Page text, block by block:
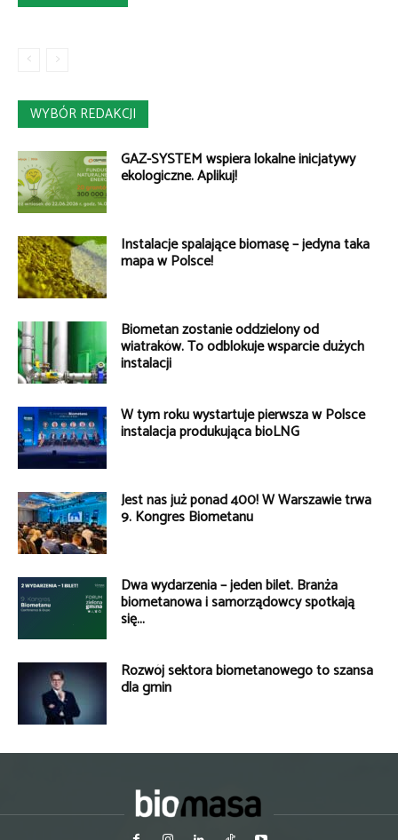
WYBÓR REDAKCJI
GAZ-SYSTEM wspiera lokalne inicjatywy
ekologiczne. Aplikuj!
Instalacje spalające biomasę – jedyna taka
mapa w Polsce!
Biometan zostanie oddzielony od
wiatraków. To odblokuje wsparcie dużych
instalacji
W tym roku wystartuje pierwsza w Polsce
instalacja produkująca bioLNG
Jest nas już ponad 400! W Warszawie trwa
9. Kongres Biometanu
Dwa wydarzenia – jeden bilet. Branża
biometanowa i samorządowcy spotkają
się...
Rozwój sektora biometanowego to szansa
dla gmin